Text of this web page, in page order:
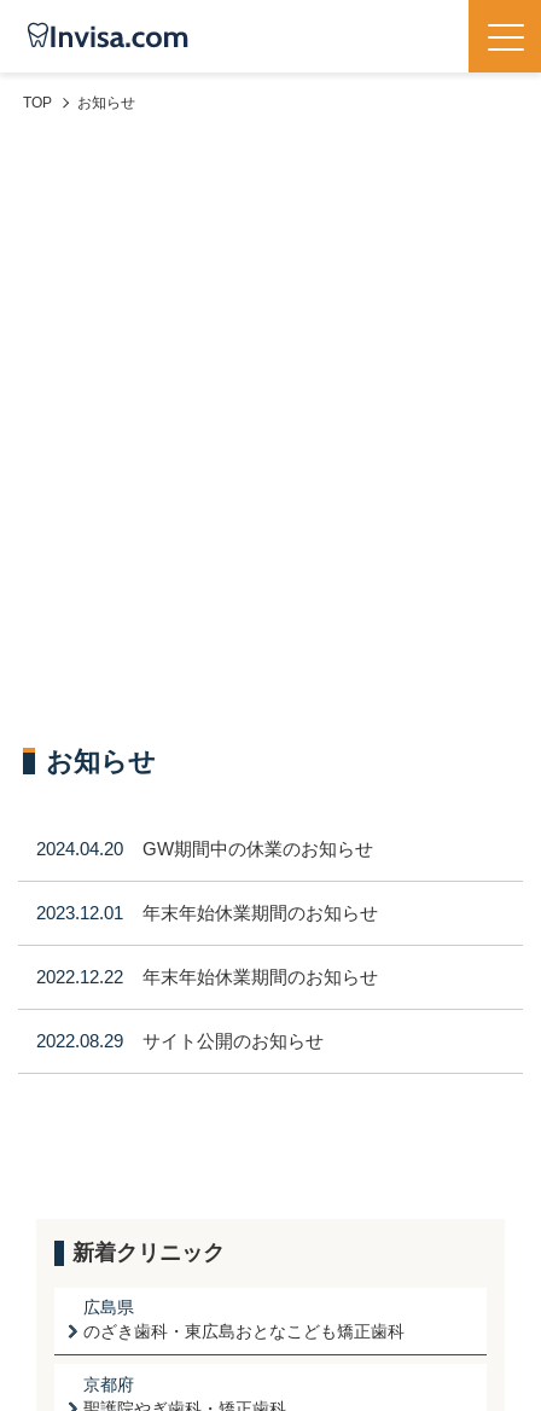
TOP お知らせ
お知らせ
2024.04.20 GW期間中の休業のお知らせ
2023.12.01 年末年始休業期間のお知らせ
2022.12.22 年末年始休業期間のお知らせ
2022.08.29 サイト公開のお知らせ
新着クリニック
広島県
のざき歯科・東広島おとなこども矯正歯科
京都府